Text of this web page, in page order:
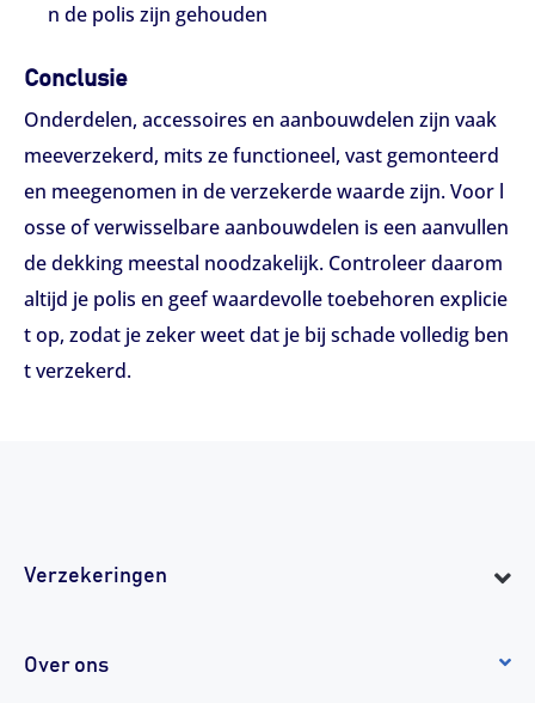
n de polis zijn gehouden
Conclusie
Onderdelen, accessoires en aanbouwdelen zijn vaak
meeverzekerd, mits ze functioneel, vast gemonteerd
en meegenomen in de verzekerde waarde zijn. Voor l
osse of verwisselbare aanbouwdelen is een aanvullen
de dekking meestal noodzakelijk. Controleer daarom
altijd je polis en geef waardevolle toebehoren explicie
t op, zodat je zeker weet dat je bij schade volledig ben
t verzekerd.
Verzekeringen
Over ons